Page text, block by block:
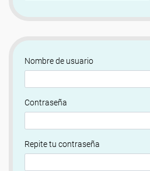
Nombre de usuario
Contraseña
Repite tu contraseña